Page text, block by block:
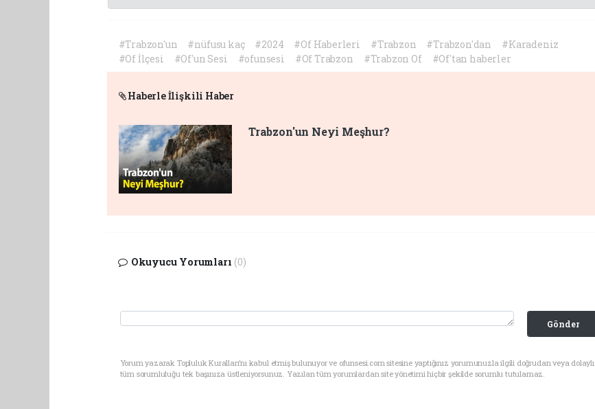
#Trabzon'un #nüfusu kaç #2024 #Of Haberleri #Trabzon #Trabzon'dan
#Karadeniz
#Of İlçesi
#Of'un Sesi #ofunsesi #Of Trabzon #Trabzon Of #Of'tan haberler
Haberle İlişkili Haber
Trabzon'un Neyi Meşhur?
Okuyucu Yorumları (0)
Gönder
Yorum yazarak Topluluk Kuralları’nı kabul etmiş bulunuyor ve ofunsesi.com sitesine yaptığınız yorumunuzla ilgili doğrudan veya dolaylı
tüm sorumluluğu tek başınıza üstleniyorsunuz. Yazılan tüm yorumlardan site yönetimi hiçbir şekilde sorumlu tutulamaz.